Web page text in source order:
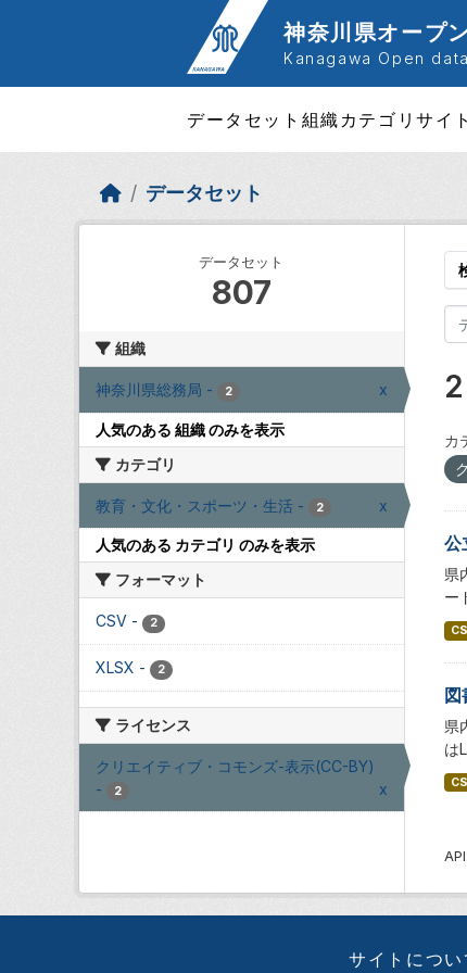
神奈川県オープ
Kanagawa Open
データセット 組織 カテゴリサイ
データセット
データセット
807
組織
神奈川県総務局 - 2 x
人気のある 組織 のみを表示
カテゴリ
教育・文化・スポーツ・生活 - 2 x
人気のある カテゴリ のみを表示
フォーマット
CSV - 2
XLSX - 2
ライセンス
クリエイティブ・コモンズ-表示(CC-BY)
-
2 x
カ
公
県
ー
図
県
は
サイトについ